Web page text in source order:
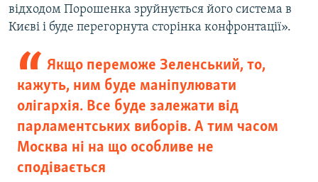
відходом Порошенка зруйнується його система в
Києві і буде перегорнута сторінка конфронтації».
Якщо переможе Зеленський, то,
кажуть, ним буде маніпулювати
олігархія. Все буде залежати від
парламентських виборів. А тим часом
Москва ні на що особливе не
сподівається